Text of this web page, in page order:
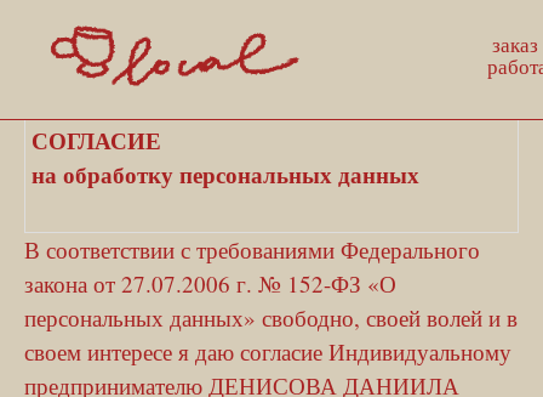
работать у нас
СОГЛАСИЕ
на обработку персональных данных
В соответствии с требованиями Федерального
закона от 27.07.2006 г. № 152-ФЗ «О
персональных данных» свободно, своей волей и в
своем интересе я даю согласие Индивидуальному
предпринимателю ДЕНИСОВА ДАНИИЛА